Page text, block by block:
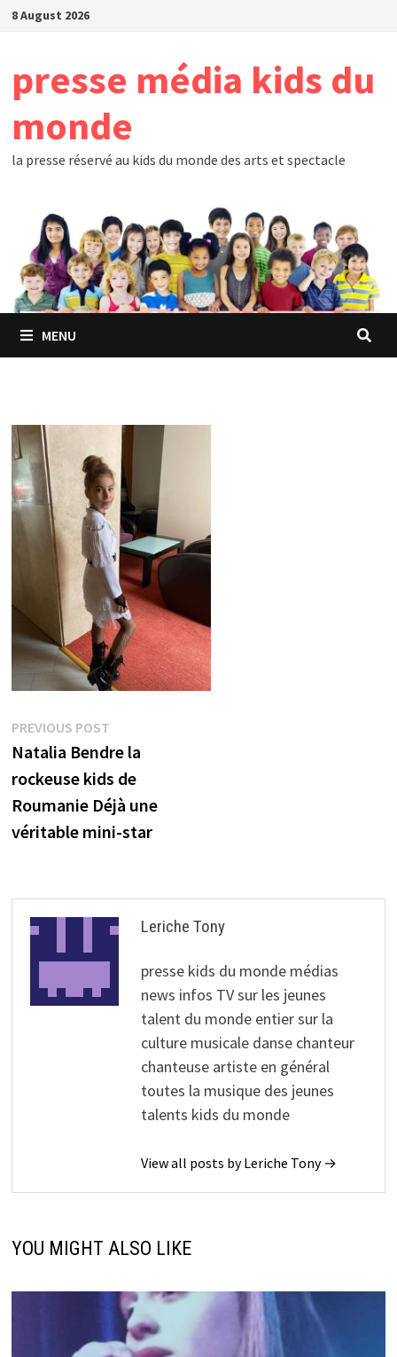
Skip8 August 2026
presse média kids du
monde
la presse réservé au kids du monde des arts et spectacle
MENU
Post
navigation
PREVIOUS POSTPrevious
post:
Natalia Bendre la
rockeuse kids de
Roumanie Déjà une
véritable mini-star
Leriche Tony
presse kids du monde médias
news infos TV sur les jeunes
talent du monde entier sur la
culture musicale danse chanteur
chanteuse artiste en général
toutes la musique des jeunes
talents kids du monde
View all posts by Leriche Tony →
YOU MIGHT ALSO LIKE